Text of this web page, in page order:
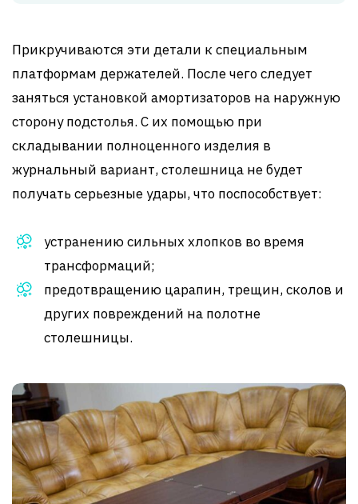
Прикручиваются эти детали к специальным
платформам держателей. После чего следует
заняться установкой амортизаторов на наружную
сторону подстолья. С их помощью при
складывании полноценного изделия в
журнальный вариант, столешница не будет
получать серьезные удары, что поспособствует:
устранению сильных хлопков во время
трансформаций;
предотвращению царапин, трещин, сколов и
других повреждений на полотне
столешницы.